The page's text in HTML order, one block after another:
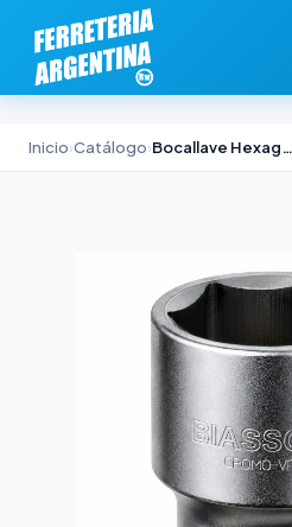
Inicio›Catálogo› Bocallave Hexagonal SAE 1/2" Biassoni 11/16"